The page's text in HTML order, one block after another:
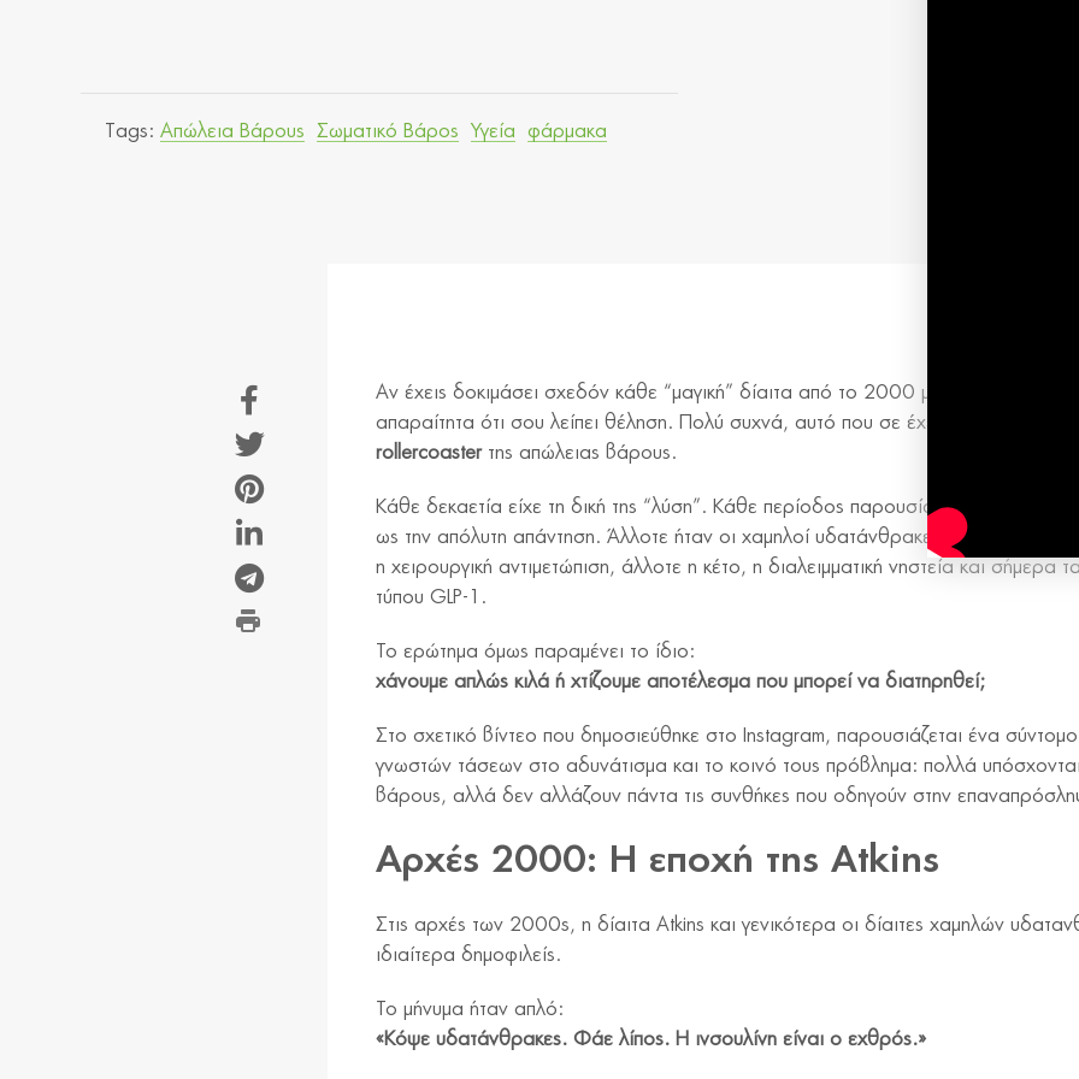
Tags: Απώλεια Βάρους Σωματικό Βάρος Υγεία φάρμακα
Αν έχεις δοκιμάσει σχεδόν κάθε “μαγική” δίαιτα από το 2000 μέχρι σήμερα, δεν
απαραίτητα ότι σου λείπει θέληση. Πολύ συχνά, αυτό που σε έχει κουράσει είναι
rollercoasterτης απώλειας βάρους.
Κάθε δεκαετία είχε τη δική της “λύση”. Κάθε περίοδος παρουσίαζε ένα νέο
ως την απόλυτη απάντηση. Άλλοτε ήταν οι χαμηλοί υδατάνθρακες, άλλοτε οι
η χειρουργική αντιμετώπιση, άλλοτε η κέτο, η διαλειμματική νηστεία και σήμερα
τύπου GLP-1.
Το ερώτημα όμως παραμένει το ίδιο:
χάνουμε απλώς κιλά ή χτίζουμε αποτέλεσμα που μπορεί να διατηρηθεί;
Στο σχετικό βίντεο που δημοσιεύθηκε στο Instagram, παρουσιάζεται ένα
γνωστών τάσεων στο αδυνάτισμα και το κοινό τους πρόβλημα: πολλά
βάρους, αλλά δεν αλλάζουν πάντα τις συνθήκες που οδηγούν στην
Αρχές 2000: Η εποχή της Atkins
Στις αρχές των 2000s, η δίαιτα Atkins και γενικότερα οι δίαιτες χαμηλών
ιδιαίτερα δημοφιλείς.
Το μήνυμα ήταν απλό:
«Κόψε υδατάνθρακες. Φάε λίπος. Η ινσουλίνη είναι ο εχθρός.»